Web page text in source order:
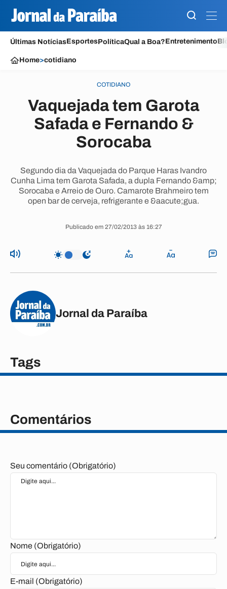
Últimas NotíciasEsportesPolíticaQual a Boa?Entretenimento
Home>cotidiano
COTIDIANO
Vaquejada tem Garota
Safada e Fernando &
Sorocaba
Segundo dia da Vaquejada do Parque Haras Ivandro
Cunha Lima tem Garota Safada, a dupla Fernando &amp;
Sorocaba e Arreio de Ouro. Camarote Brahmeiro tem
open bar de cerveja, refrigerante e &aacute;gua.
Publicado em 27/02/2013 às 16:27
Jornal da Paraíba
Tags
Comentários
Seu comentário (Obrigatório)
Nome (Obrigatório)
E-mail (Obrigatório)